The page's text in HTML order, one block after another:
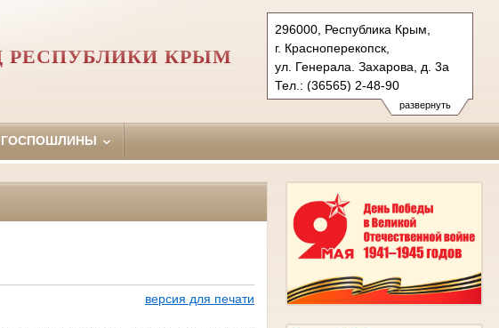
развернуть
296000, Республика Крым,
г. Красноперекопск,
ул. Генерала. Захарова, д. 3а
Тел.: (36565) 2-48-90
krasnoperekopskiy.krm@sudrf.ru
РЕСПУБЛИКИ КРЫМ
ГОСПОШЛИНЫ
версия для печати